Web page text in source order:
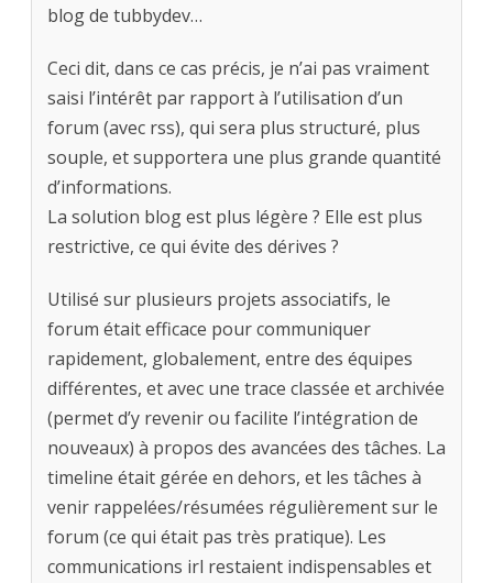
blog de tubbydev…
Ceci dit, dans ce cas précis, je n’ai pas vraiment
saisi l’intérêt par rapport à l’utilisation d’un
forum (avec rss), qui sera plus structuré, plus
souple, et supportera une plus grande quantité
d’informations.
La solution blog est plus légère ? Elle est plus
restrictive, ce qui évite des dérives ?
Utilisé sur plusieurs projets associatifs, le
forum était efficace pour communiquer
rapidement, globalement, entre des équipes
différentes, et avec une trace classée et archivée
(permet d’y revenir ou facilite l’intégration de
nouveaux) à propos des avancées des tâches. La
timeline était gérée en dehors, et les tâches à
venir rappelées/résumées régulièrement sur le
forum (ce qui était pas très pratique). Les
communications irl restaient indispensables et